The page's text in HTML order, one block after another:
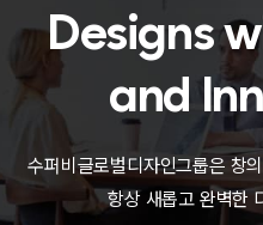
사진, 광고
패키지, 디
동영상 - (
동영상 -
동영상 -
동영상 -
동영상 -
Designs
and
수퍼비글로벌디자인그룹은 창
항상 새롭고 완벽한